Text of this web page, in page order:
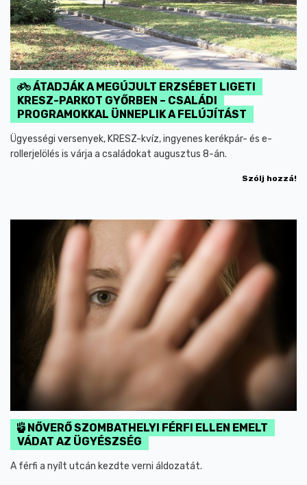
ÁTADJÁK A MEGÚJULT ERZSÉBET LIGETI
KRESZ-PARKOT GYŐRBEN – CSALÁDI
PROGRAMOKKAL ÜNNEPLIK A FELÚJÍTÁST
Ügyességi versenyek, KRESZ-kvíz, ingyenes kerékpár- és e-
rollerjelölés is várja a családokat augusztus 8-án.
Szólj hozzá!
NŐVERŐ SZOMBATHELYI FÉRFI ELLEN EMELT
VÁDAT AZ ÜGYÉSZSÉG
A férfi a nyílt utcán kezdte verni áldozatát.